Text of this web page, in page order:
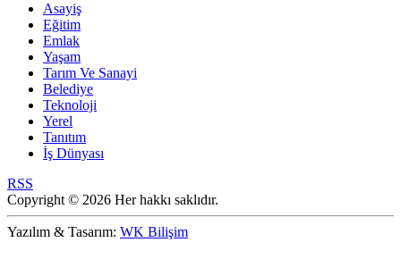
Asayiş
Eğitim
Emlak
Yaşam
Tarım Ve Sanayi
Belediye
Teknoloji
Yerel
Tanıtım
İş Dünyası
RSS
Copyright © 2026 Her hakkı saklıdır.
Yazılım & Tasarım: WK Bilişim